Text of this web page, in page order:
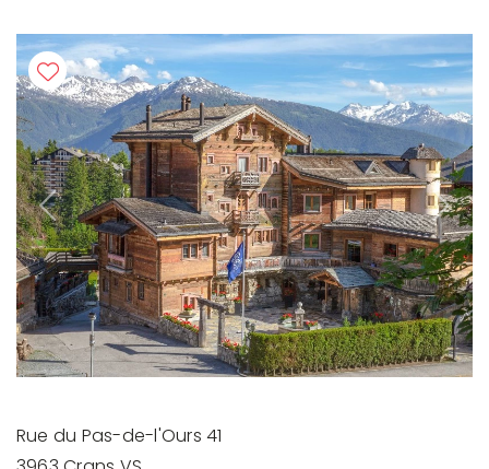
Previous Next
Rue du Pas-de-l'Ours 41